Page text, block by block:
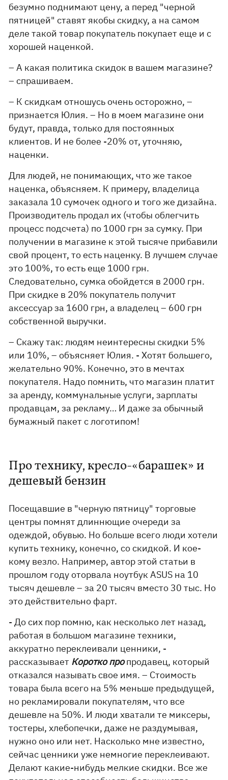
безумно поднимают цену, а перед "черной
пятницей" ставят якобы скидку, а на самом
деле такой товар покупатель покупает еще и с
хорошей наценкой.
– А какая политика скидок в вашем магазине?
– спрашиваем.
– К скидкам отношусь очень осторожно, –
признается Юлия. – Но в моем магазине они
будут, правда, только для постоянных
клиентов. И не более -20% от, уточняю,
наценки.
Для людей, не понимающих, что же такое
наценка, объясняем. К примеру, владелица
заказала 10 сумочек одного и того же дизайна.
Производитель продал их (чтобы облегчить
процесс подсчета) по 1000 грн за сумку. При
получении в магазине к этой тысяче прибавили
свой процент, то есть наценку. В лучшем случае
это 100%, то есть еще 1000 грн.
Следовательно, сумка обойдется в 2000 грн.
При скидке в 20% покупатель получит
аксессуар за 1600 грн, а владелец – 600 грн
собственной выручки.
– Скажу так: людям неинтересны скидки 5%
или 10%, – объясняет Юлия. - Хотят большего,
желательно 90%. Конечно, это в мечтах
покупателя. Надо помнить, что магазин платит
за аренду, коммунальные услуги, зарплаты
продавцам, за рекламу… И даже за обычный
бумажный пакет с логотипом!
Про технику, кресло-«барашек» и
дешевый бензин
Посещавшие в "черную пятницу" торговые
центры помнят длиннющие очереди за
одеждой, обувью. Но больше всего люди хотели
купить технику, конечно, со скидкой. И кое-
кому везло. Например, автор этой статьи в
прошлом году оторвала ноутбук ASUS на 10
тысяч дешевле – за 20 тысяч вместо 30 тыс. Но
это действительно фарт.
- До сих пор помню, как несколько лет назад,
работая в большом магазине техники,
аккуратно переклеивали ценники, -
рассказывает Коротко пропродавец, который
отказался называть свое имя. – Стоимость
товара была всего на 5% меньше предыдущей,
но рекламировали покупателям, что все
дешевле на 50%. И люди хватали те миксеры,
тостеры, хлебопечки, даже не раздумывая,
нужно оно или нет. Насколько мне известно,
сейчас ценники уже немногие переклеивают.
Делают какие-нибудь мелкие скидки. Все же